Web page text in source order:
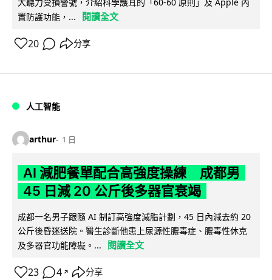
置防護功能，...
閱讀全文
20 分享
人工智能
arthur 1 日
AI 減肥餐單配合高強度操練 成都男
45 日減 20 公斤後多器官衰竭
成都一名男子跟隨 AI 制訂高強度減脂計劃，45 日內減去約 20
公斤後昏迷送院。醫生診斷他患上尿源性膿毒症、膿毒性休克
及多器官功能障礙。...
閱讀全文
23 4 ↗ 分享